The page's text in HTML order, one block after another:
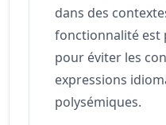
dans des
fonctionnalité est
pour éviter les
expressions
polysémiques.